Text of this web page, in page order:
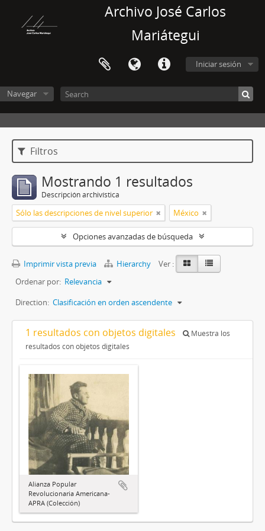
Archivo José Carlos
Mariátegui
Iniciar sesión
Navegar
Filtros
Mostrando 1 resultados
Descripción archivística
Sólo las descripciones de nivel superior México
Opciones avanzadas de búsqueda
Imprimir vista previa Hierarchy
Ver :
Ordenar por: Relevancia
Direction: Clasificación en orden ascendente
1 resultados con objetos digitales
Muestra los
resultados con objetos digitales
Alianza Popular
Revolucionaria Americana-
APRA (Colección)